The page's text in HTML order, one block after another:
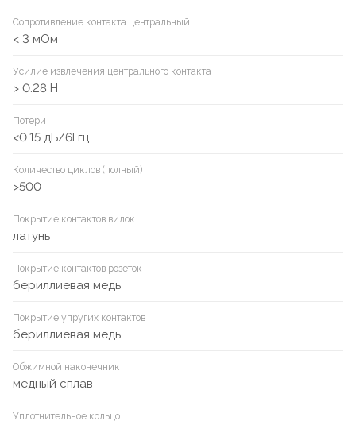
Сопротивление контакта центральный
< 3 мОм
Усилие извлечения центрального контакта
> 0.28 Н
Потери
<0.15 дБ/6Ггц
Количество циклов (полный)
>500
Покрытие контактов вилок
латунь
Покрытие контактов розеток
бериллиевая медь
Покрытие упругих контактов
бериллиевая медь
Обжимной наконечник
медный сплав
Уплотнительное кольцо